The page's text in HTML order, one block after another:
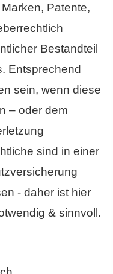
Patente,
Bestandteil
Entsprechend
sein, wenn diese
– oder dem
sind in einer
- daher ist hier
& sinnvoll.